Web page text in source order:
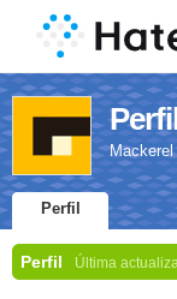
Perfil
Perfil Última